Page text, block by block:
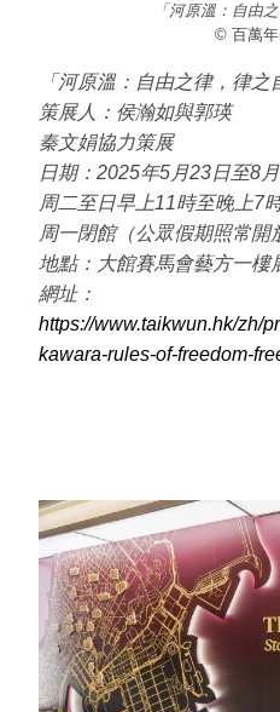
「河原溫：自由
© 百萬
「河原溫：自由之律，律之
策展人：侯瀚如與郭瑛
秦文娟協力策展
日期：2025年5月23日至8
周二至日早上11時至晚上7
周⼀閉館（公眾假期照常開
地點：大館賽馬會藝方一樓
網址：
https://www.taikwun.hk/zh/
kawara-rules-of-freedom-